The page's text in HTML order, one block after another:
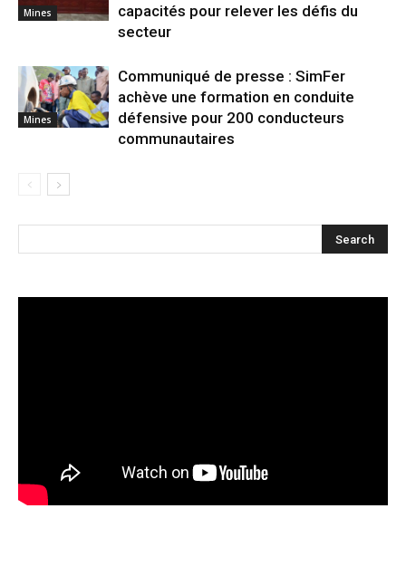
Mines
capacités pour relever les défis du
secteur
Mines
Communiqué de presse : SimFer
achève une formation en conduite
défensive pour 200 conducteurs
communautaires